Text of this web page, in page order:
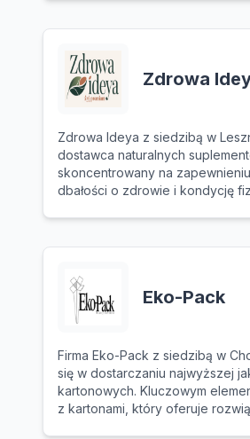
Zdrowa
Zdrowa Ideya z siedzibą w
dostawca naturalnych
skoncentrowany na
dbałości o zdrowie i kondycję
Eko-Pack
Firma Eko-Pack z siedzibą w
się w dostarczaniu najwyższej
kartonowych. Kluczowym
z kartonami, który oferuje